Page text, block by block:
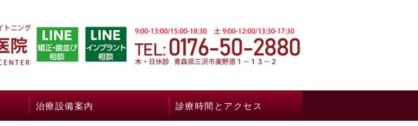
治療設備案内 診療時間とアクセス